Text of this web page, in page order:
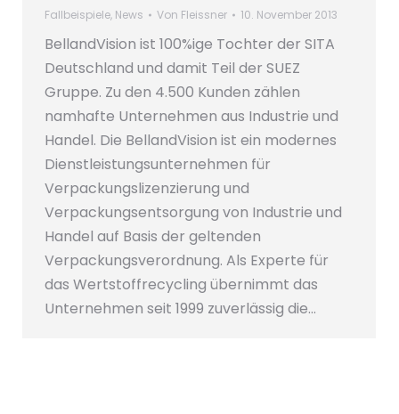
Fallbeispiele, News Von Fleissner 10. November 2013
BellandVision ist 100%ige Tochter der SITA
Deutschland und damit Teil der SUEZ
Gruppe. Zu den 4.500 Kunden zählen
namhafte Unternehmen aus Industrie und
Handel. Die BellandVision ist ein modernes
Dienstleistungsunternehmen für
Verpackungslizenzierung und
Verpackungsentsorgung von Industrie und
Handel auf Basis der geltenden
Verpackungsverordnung. Als Experte für
das Wertstoffrecycling übernimmt das
Unternehmen seit 1999 zuverlässig die…